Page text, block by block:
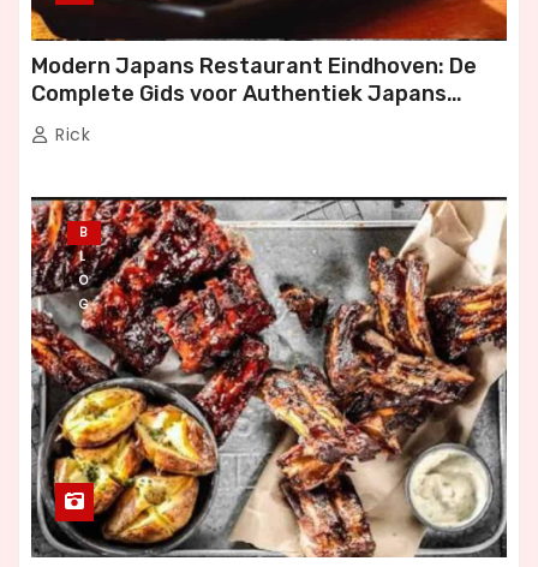
Modern Japans Restaurant Eindhoven: De
Complete Gids voor Authentiek Japans
Dineren
Rick
B
L
O
G